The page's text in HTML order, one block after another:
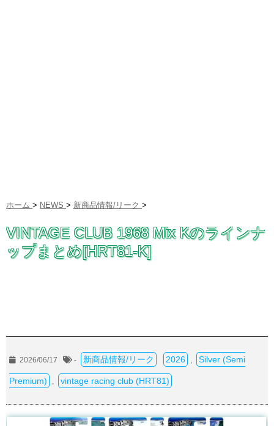
ホーム > NEWS > 新商品情報/リーク >
VINTAGE CLUB 1968 Mix Kのラインナ
ップまとめ[HRT81-K]
2026/06/17 - 新商品情報/リーク 2026 Silver (Semi
Premium) vintage racing club (HRT81)